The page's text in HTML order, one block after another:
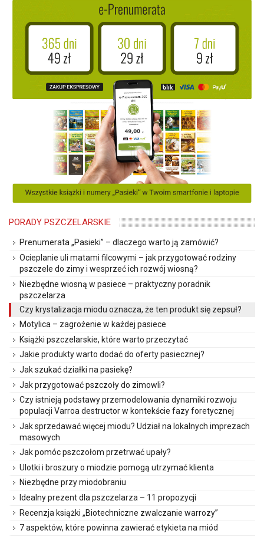
PORADY PSZCZELARSKIE
Prenumerata „Pasieki” – dlaczego warto ją zamówić?
Ocieplanie uli matami filcowymi – jak przygotować rodziny
pszczele do zimy i wesprzeć ich rozwój wiosną?
Niezbędne wiosną w pasiece – praktyczny poradnik
pszczelarza
Czy krystalizacja miodu oznacza, że ten produkt się zepsuł?
Motylica – zagrożenie w każdej pasiece
Książki pszczelarskie, które warto przeczytać
Jakie produkty warto dodać do oferty pasiecznej?
Jak szukać działki na pasiekę?
Jak przygotować pszczoły do zimowli?
Czy istnieją podstawy przemodelowania dynamiki rozwoju
populacji Varroa destructor w kontekście fazy foretycznej
Jak sprzedawać więcej miodu? Udział na lokalnych imprezach
masowych
Jak pomóc pszczołom przetrwać upały?
Ulotki i broszury o miodzie pomogą utrzymać klienta
Niezbędne przy miodobraniu
Idealny prezent dla pszczelarza – 11 propozycji
Recenzja książki „Biotechniczne zwalczanie warrozy”
7 aspektów, które powinna zawierać etykieta na miód